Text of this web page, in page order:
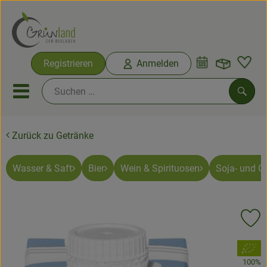
Registrieren Anmelden
Mobiles Menu öffnen oder
Ökokisten
Bio-Kochkisten
Obst & Gemüse
Zurück zu Getränke
Wasser & Saft Bier Wein & Spirituosen Soja- und
, Verband:
100%